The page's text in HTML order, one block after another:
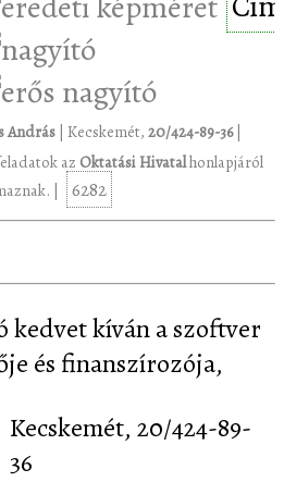
András | Kecskemét, 20/424-89-36|
az Oktatási Hivatalhonlapjáról
|
6282
kedvet kíván a szoftver
és finanszírozója,
Kecskemét, 20/424-89-
36